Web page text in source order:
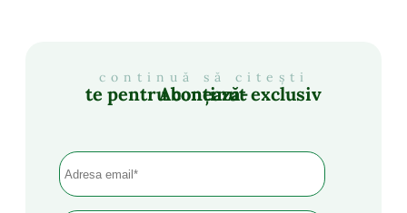
continuă să citești
Abonează-te pentru conținut exclusiv